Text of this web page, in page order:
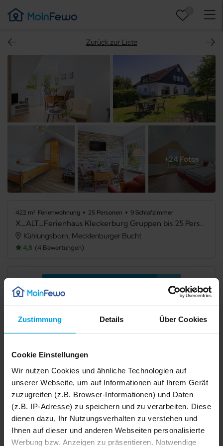
Zustimmung Details Über Cookies
Cookie Einstellungen
Wir nutzen Cookies und ähnliche Technologien auf
unserer Webseite, um auf Informationen auf Ihrem Gerät
zuzugreifen (z.B. Browser-Informationen) und Daten
(z.B. IP-Adresse) zu speichern und zu verarbeiten. Diese
dienen dazu, Ihr Nutzungsverhalten zu verstehen und
Ihnen auf dieser und anderen Webseiten personalisierte
Werbung bzw. Anzeigen zu präsentieren. Notwendige
Zurück zur Liste
+24 Fotos
422 m² Ferienwohnung 25 Personen 9 Schlafzimmer
X_ALT_Ferienhaus Kleckerburg Gruppen bis 25 Personen OFC 05 - Gruppenbuchung Ferienhaus Kleckerburg bis 25 Personen
Kühlungsborn, Mecklenburger Bucht
4,8 4 Bewertungen
Panoramablick Terrasse
Spülmaschine Gefriermöglichkeit
Dusche Badewanne